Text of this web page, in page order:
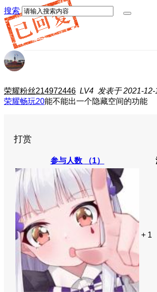
搜索
荣耀粉丝214972446 LV4 发表于 2021-
荣耀畅玩20能不能出一个隐藏空间的功能
打赏
参与人数 （1）
+ 1